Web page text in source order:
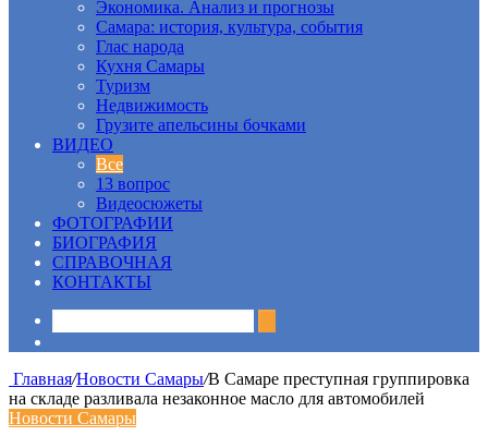
Экономика. Анализ и прогнозы
Самара: история, культура, события
Глас народа
Кухня Самары
Туризм
Недвижимость
Грузите апельсины бочками
ВИДЕО
Все
13 вопрос
Видеосюжеты
ФОТОГРАФИИ
БИОГРАФИЯ
СПРАВОЧНАЯ
КОНТАКТЫ
Главная/Новости Самары/В Самаре преступная группировка
на складе разливала незаконное масло для автомобилей
Новости Самары